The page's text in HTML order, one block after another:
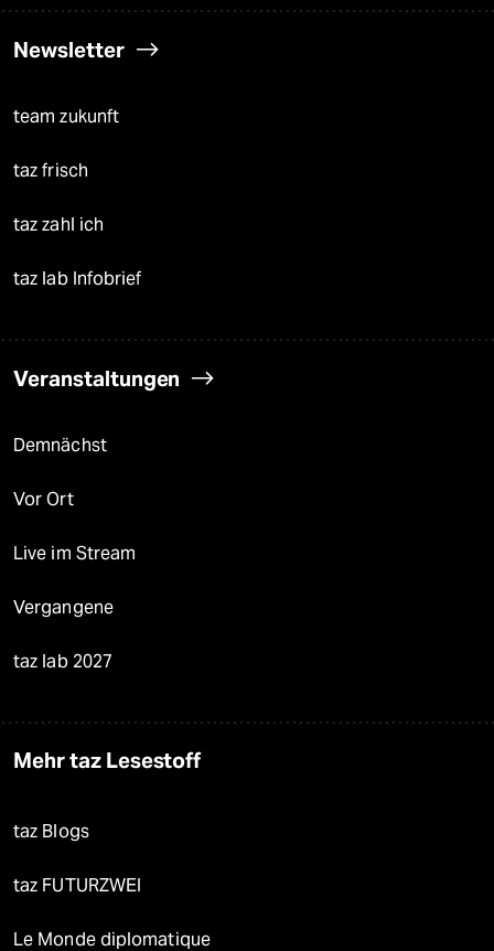
Newsletter
team zukunft
taz frisch
taz zahl ich
taz lab Infobrief
Veranstaltungen
Demnächst
Vor Ort
Live im Stream
Vergangene
taz lab 2027
Mehr taz Lesestoff
taz Blogs
taz FUTURZWEI
Le Monde diplomatique